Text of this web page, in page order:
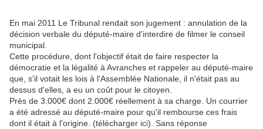
En mai 2011 Le Tribunal rendait son jugement : annulation de la
décision verbale du député-maire d'interdire de filmer le conseil
municipal.
Cette procédure, dont l'objectif était de faire respecter la
démocratie et la légalité à Avranches et rappeler au député-maire
que, s'il votait les lois à l'Assemblée Nationale, il n'était pas au
dessus d'elles, a eu un coût pour le citoyen.
Près de 3.000€ dont 2.000€ réellement à sa charge. Un courrier
a été adressé au député-maire pour qu'il rembourse ces frais
dont il était à l'origine. (télécharger ici). Sans réponse